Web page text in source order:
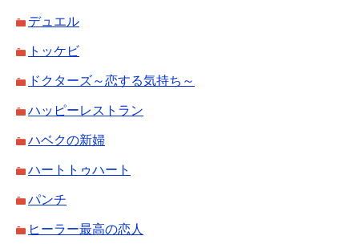
デュエル
トッケビ
ドクターズ～恋する気持ち～
ハッピーレストラン
ハベクの新婦
ハートトゥハート
パンチ
ヒーラー最高の恋人